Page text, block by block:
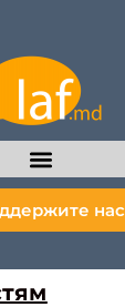
нас